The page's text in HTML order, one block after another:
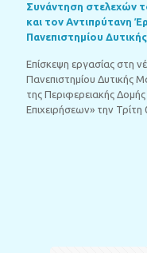
Συνάντηση στελεχών
και τον Αντιπρύτανη
Πανεπιστημίου
Επίσκεψη εργασίας στη
Πανεπιστημίου Δυτικής
της Περιφερειακής
Επιχειρήσεων» την